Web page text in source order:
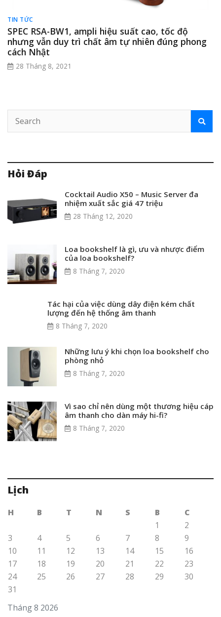
TIN TỨC
SPEC RSA-BW1, ampli hiệu suất cao, tốc độ
nhưng vẫn duy trì chất âm tự nhiên đúng phong
cách Nhật
28 Tháng 8, 2021
Hỏi Đáp
Cocktail Audio X50 – Music Server đa
nhiệm xuất sắc giá 47 triệu
28 Tháng 12, 2020
Loa bookshelf là gì, ưu và nhược điểm
của loa bookshelf?
8 Tháng 7, 2020
Tác hại của việc dùng dây điện kém chất
lượng đến hệ thống âm thanh
8 Tháng 7, 2020
Những lưu ý khi chọn loa bookshelf cho
phòng nhỏ
8 Tháng 7, 2020
Vì sao chỉ nên dùng một thương hiệu cáp
âm thanh cho dàn máy hi-fi?
8 Tháng 7, 2020
Lịch
Tháng 8 2026
H B T N S B
C
1
2
3
4 5 6 7 8
9
10
11 12 13 14 15
16
17
18 19 20 21 22
23
24
25 26 27 28 29
30
31